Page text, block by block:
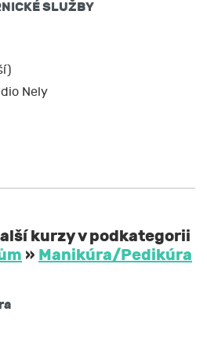
SLUŽBY
Nely
kurzy v podkategorii
» Manikúra/Pedikúra